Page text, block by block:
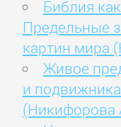
Библия
Предельные
картин мира
Живое
и
(Никифорова